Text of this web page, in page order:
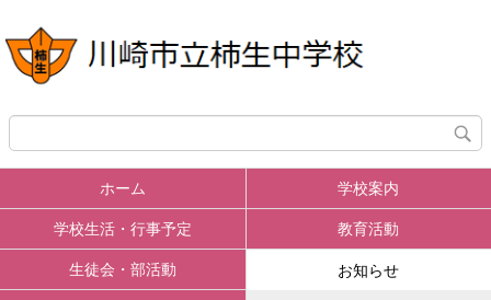
ホーム 学校案内
学校生活・行事予定 教育活動
生徒会・部活動 お知らせ